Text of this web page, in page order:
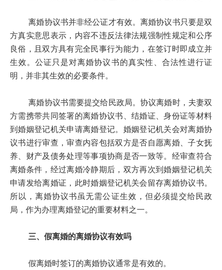
离婚协议书并非经公证才有效。离婚协议书只要是双
方真实意思表示，内容不违反法律法规强制性规定和公序
良俗，且双方具有完全民事行为能力，在签订时即成立并
生效。公证只是对离婚协议书的真实性、合法性进行证
明，并非其生效的必要条件。
离婚协议书需要提交给民政局。协议离婚时，夫妻双
方需携带共同签署的离婚协议书、结婚证、身份证等材料
到婚姻登记机关申请离婚登记。婚姻登记机关会对离婚协
议书进行审查，审查内容包括双方是否自愿离婚、子女抚
养、财产及债务处理等事项协商是否一致等。经审查符合
离婚条件，经过离婚冷静期后，双方再次到婚姻登记机关
申请发给离婚证，此时婚姻登记机关会留存离婚协议书。
所以，离婚协议书虽无需公证生效，但必须提交给民政
局，作为办理离婚登记的重要材料之一。
三、假离婚的离婚协议有效吗
假离婚时签订的离婚协议通常是有效的。